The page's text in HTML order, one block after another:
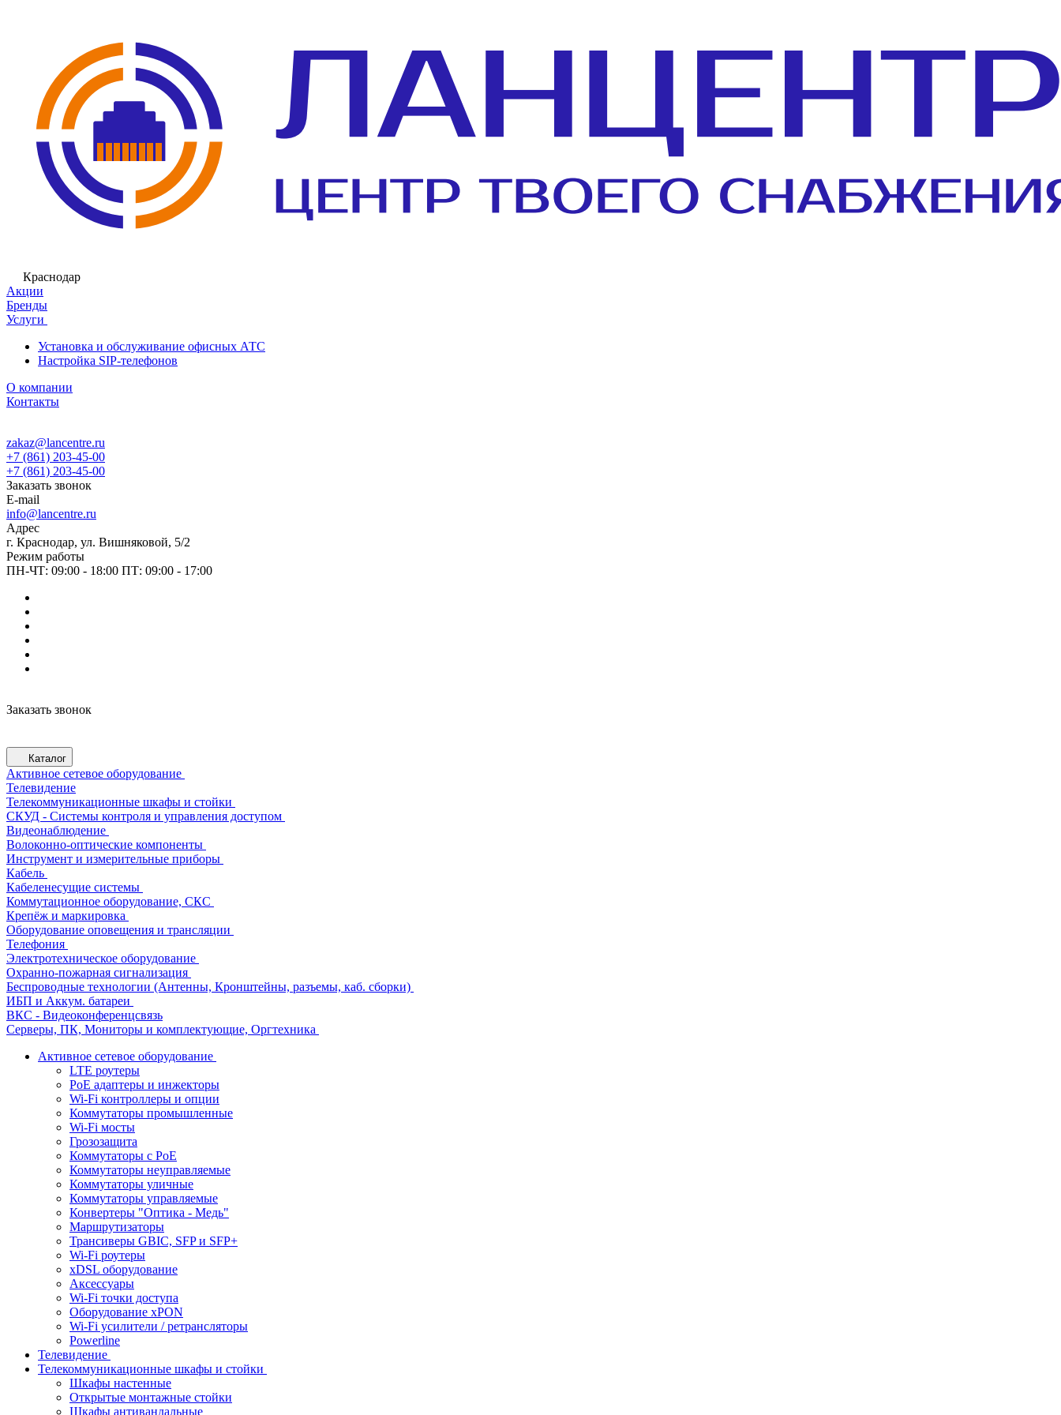
Краснодар
Акции
Бренды
Услуги
Установка и обслуживание офисных АТС
Настройка SIP-телефонов
О компании
Контакты
zakaz@lancentre.ru
+7 (861) 203-45-00
+7 (861) 203-45-00
Заказать звонок
E-mail
info@lancentre.ru
Адрес
г. Краснодар, ул. Вишняковой, 5/2
Режим работы
ПН-ЧТ: 09:00 - 18:00 ПТ: 09:00 - 17:00
Заказать звонок
Каталог
Активное сетевое оборудование
Телевидение
Телекоммуникационные шкафы и стойки
СКУД - Системы контроля и управления доступом
Видеонаблюдение
Волоконно-оптические компоненты
Инструмент и измерительные приборы
Кабель
Кабеленесущие системы
Коммутационное оборудование, СКС
Крепёж и маркировка
Оборудование оповещения и трансляции
Телефония
Электротехническое оборудование
Охранно-пожарная сигнализация
Беспроводные технологии (Антенны, Кронштейны, разъемы, каб. сборки)
ИБП и Аккум. батареи
ВКС - Видеоконференцсвязь
Серверы, ПК, Мониторы и комплектующие, Оргтехника
Активное сетевое оборудование
LTE роутеры
PoE адаптеры и инжекторы
Wi-Fi контроллеры и опции
Коммутаторы промышленные
Wi-Fi мосты
Грозозащита
Коммутаторы c PoE
Коммутаторы неуправляемые
Коммутаторы уличные
Коммутаторы управляемые
Конвертеры "Оптика - Медь"
Маршрутизаторы
Трансиверы GBIC, SFP и SFP+
Wi-Fi роутеры
xDSL оборудование
Аксессуары
Wi-Fi точки доступа
Оборудование хPON
Wi-Fi усилители / ретрансляторы
Powerline
Телевидение
Телекоммуникационные шкафы и стойки
Шкафы настенные
Открытые монтажные стойки
Шкафы антивандальные